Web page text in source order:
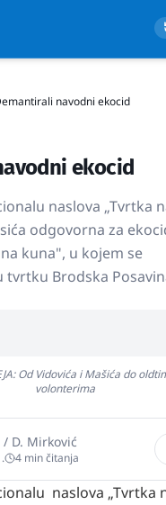
navodni ekocid
ekocid
naslova „Tvrtka
odgovorna za
kuna", u kojem se
Brodska
Od Vidovića i Mašića do
volonterima
/ D. Mirković
4 min čitanja
naslova „Tvrtka